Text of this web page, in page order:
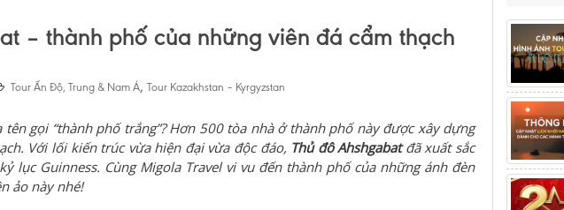
– thành phố của những viên đá cẩm thạch
Tour Ấn Độ, Trung & Nam Á, Tour Kazakhstan – Kyrgyzstan
gọi “thành phố trắng”? Hơn 500 tòa nhà ở thành phố này được xây dựng
Với lối kiến trúc vừa hiện đại vừa độc đáo, Thủ đô Ahshgabatđã xuất sắc
lục Guinness. Cùng Migola Travel vi vu đến thành phố của những ánh đèn
ảo này nhé!